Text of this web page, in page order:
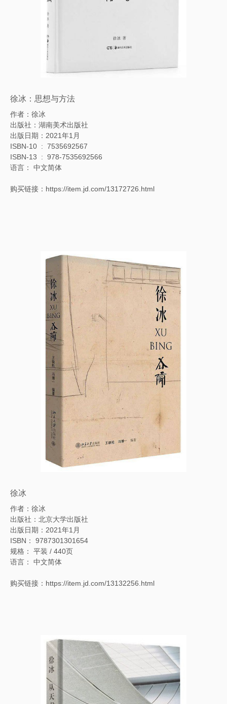
徐冰：思想与方法
作者：徐冰
出版社：湖南美术出版社
出版日期：2021年1月
ISBN-10 ‏ : ‎ 7535692567
ISBN-13 ‏ : ‎ 978-7535692566
语言： 中文简体
购买链接： https://item.jd.com/13172726.html
徐冰
作者：徐冰
出版社：北京大学出版社
出版日期：2021年1月
ISBN： 9787301301654
规格： 平装 / 440页
语言： 中文简体
购买链接：https://item.jd.com/13132256.html